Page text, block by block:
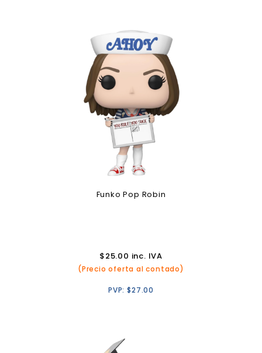
Funko Pop Robin
$25.00 inc. IVA
(Precio oferta al contado)
PVP:$27.00